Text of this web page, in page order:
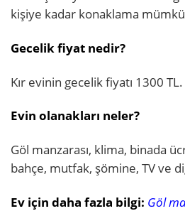
kişiye kadar konaklama
Gecelik fiyat nedir?
Kır evinin gecelik fiyatı 1300 TL.
Evin olanakları neler?
Göl manzarası, klima, binada
bahçe, mutfak, şömine, TV ve
Ev için daha fazla bilgi: Göl